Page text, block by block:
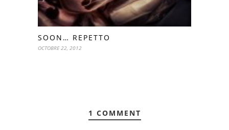
SOON… REPETTO
OCTOBRE 22, 2012
1 COMMENT